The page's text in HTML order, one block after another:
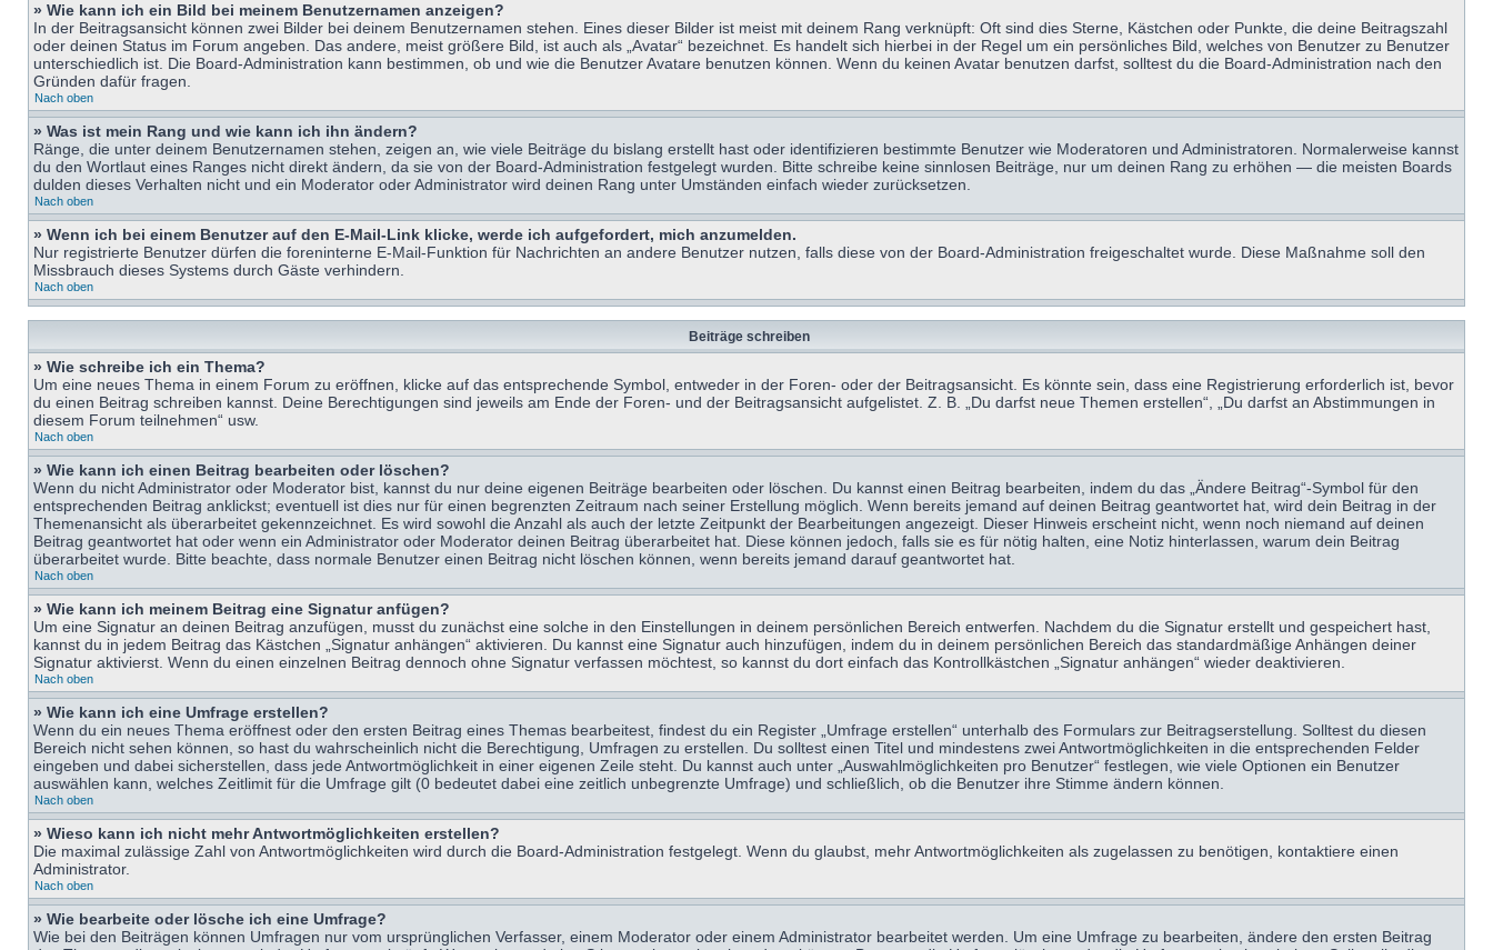
» Wie kann ich ein Bild bei meinem Benutzernamen anzeigen?
In der Beitragsansicht können zwei Bilder bei deinem Benutzernamen stehen. Eines dieser Bilder ist meist mit deinem Rang verknüpft: Oft sind dies Sterne, Kästchen oder Punkte, die deine Beitragszahl
oder deinen Status im Forum angeben. Das andere, meist größere Bild, ist auch als „Avatar“ bezeichnet. Es handelt sich hierbei in der Regel um ein persönliches Bild, welches von Benutzer zu Benutzer
unterschiedlich ist. Die Board-Administration kann bestimmen, ob und wie die Benutzer Avatare benutzen können. Wenn du keinen Avatar benutzen darfst, solltest du die Board-Administration nach den
Gründen dafür fragen.
Nach oben
» Was ist mein Rang und wie kann ich ihn ändern?
Ränge, die unter deinem Benutzernamen stehen, zeigen an, wie viele Beiträge du bislang erstellt hast oder identifizieren bestimmte Benutzer wie Moderatoren und Administratoren. Normalerweise kannst
du den Wortlaut eines Ranges nicht direkt ändern, da sie von der Board-Administration festgelegt wurden. Bitte schreibe keine sinnlosen Beiträge, nur um deinen Rang zu erhöhen — die meisten Boards
dulden dieses Verhalten nicht und ein Moderator oder Administrator wird deinen Rang unter Umständen einfach wieder zurücksetzen.
Nach oben
» Wenn ich bei einem Benutzer auf den E-Mail-Link klicke, werde ich aufgefordert, mich anzumelden.
Nur registrierte Benutzer dürfen die foreninterne E-Mail-Funktion für Nachrichten an andere Benutzer nutzen, falls diese von der Board-Administration freigeschaltet wurde. Diese Maßnahme soll den
Missbrauch dieses Systems durch Gäste verhindern.
Nach oben
Beiträge schreiben
» Wie schreibe ich ein Thema?
Um eine neues Thema in einem Forum zu eröffnen, klicke auf das entsprechende Symbol, entweder in der Foren- oder der Beitragsansicht. Es könnte sein, dass eine Registrierung erforderlich ist, bevor
du einen Beitrag schreiben kannst. Deine Berechtigungen sind jeweils am Ende der Foren- und der Beitragsansicht aufgelistet. Z. B. „Du darfst neue Themen erstellen“, „Du darfst an Abstimmungen in
diesem Forum teilnehmen“ usw.
Nach oben
» Wie kann ich einen Beitrag bearbeiten oder löschen?
Wenn du nicht Administrator oder Moderator bist, kannst du nur deine eigenen Beiträge bearbeiten oder löschen. Du kannst einen Beitrag bearbeiten, indem du das „Ändere Beitrag“-Symbol für den
entsprechenden Beitrag anklickst; eventuell ist dies nur für einen begrenzten Zeitraum nach seiner Erstellung möglich. Wenn bereits jemand auf deinen Beitrag geantwortet hat, wird dein Beitrag in der
Themenansicht als überarbeitet gekennzeichnet. Es wird sowohl die Anzahl als auch der letzte Zeitpunkt der Bearbeitungen angezeigt. Dieser Hinweis erscheint nicht, wenn noch niemand auf deinen
Beitrag geantwortet hat oder wenn ein Administrator oder Moderator deinen Beitrag überarbeitet hat. Diese können jedoch, falls sie es für nötig halten, eine Notiz hinterlassen, warum dein Beitrag
überarbeitet wurde. Bitte beachte, dass normale Benutzer einen Beitrag nicht löschen können, wenn bereits jemand darauf geantwortet hat.
Nach oben
» Wie kann ich meinem Beitrag eine Signatur anfügen?
Um eine Signatur an deinen Beitrag anzufügen, musst du zunächst eine solche in den Einstellungen in deinem persönlichen Bereich entwerfen. Nachdem du die Signatur erstellt und gespeichert hast,
kannst du in jedem Beitrag das Kästchen „Signatur anhängen“ aktivieren. Du kannst eine Signatur auch hinzufügen, indem du in deinem persönlichen Bereich das standardmäßige Anhängen deiner
Signatur aktivierst. Wenn du einen einzelnen Beitrag dennoch ohne Signatur verfassen möchtest, so kannst du dort einfach das Kontrollkästchen „Signatur anhängen“ wieder deaktivieren.
Nach oben
» Wie kann ich eine Umfrage erstellen?
Wenn du ein neues Thema eröffnest oder den ersten Beitrag eines Themas bearbeitest, findest du ein Register „Umfrage erstellen“ unterhalb des Formulars zur Beitragserstellung. Solltest du diesen
Bereich nicht sehen können, so hast du wahrscheinlich nicht die Berechtigung, Umfragen zu erstellen. Du solltest einen Titel und mindestens zwei Antwortmöglichkeiten in die entsprechenden Felder
eingeben und dabei sicherstellen, dass jede Antwortmöglichkeit in einer eigenen Zeile steht. Du kannst auch unter „Auswahlmöglichkeiten pro Benutzer“ festlegen, wie viele Optionen ein Benutzer
auswählen kann, welches Zeitlimit für die Umfrage gilt (0 bedeutet dabei eine zeitlich unbegrenzte Umfrage) und schließlich, ob die Benutzer ihre Stimme ändern können.
Nach oben
» Wieso kann ich nicht mehr Antwortmöglichkeiten erstellen?
Die maximal zulässige Zahl von Antwortmöglichkeiten wird durch die Board-Administration festgelegt. Wenn du glaubst, mehr Antwortmöglichkeiten als zugelassen zu benötigen, kontaktiere einen
Administrator.
Nach oben
» Wie bearbeite oder lösche ich eine Umfrage?
Wie bei den Beiträgen können Umfragen nur vom ursprünglichen Verfasser, einem Moderator oder einem Administrator bearbeitet werden. Um eine Umfrage zu bearbeiten, ändere den ersten Beitrag